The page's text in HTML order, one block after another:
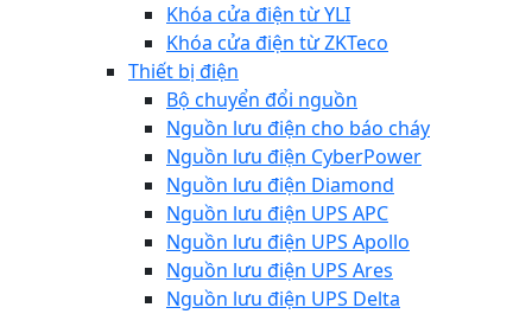
Khóa cửa điện từ YLI
Khóa cửa điện từ ZKTeco
Thiết bị điện
Bộ chuyển đổi nguồn
Nguồn lưu điện cho báo cháy
Nguồn lưu điện CyberPower
Nguồn lưu điện Diamond
Nguồn lưu điện UPS APC
Nguồn lưu điện UPS Apollo
Nguồn lưu điện UPS Ares
Nguồn lưu điện UPS Delta